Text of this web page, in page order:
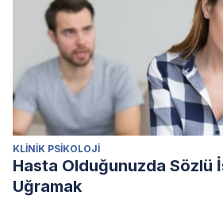
KLINIK PSIKOLOJI
Hasta Olduğunuzda Sözlü
Uğramak